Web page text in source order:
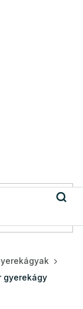
gyerekágy